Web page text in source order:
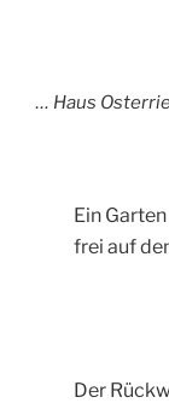
… Haus
Ein
frei auf
Der